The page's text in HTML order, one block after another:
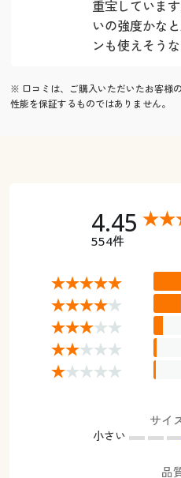
重宝していま
いの強度かな
ンも使えそう
※ 口コミは、ご購入いただいたお客様
性能を保証するものではありません。
4.45
554件
サイ
小さい
品